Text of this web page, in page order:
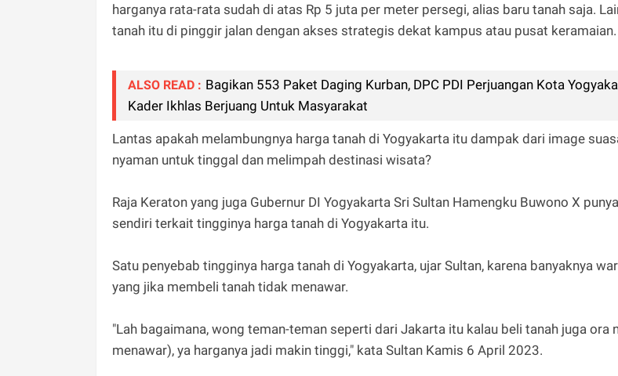
harganya rata-rata sudah di atas Rp 5 juta per meter persegi, alias baru tanah saja.
tanah itu di pinggir jalan dengan akses strategis dekat kampus atau pusat keramaian.
ALSO READ : Bagikan 553 Paket Daging Kurban, DPC PDI Perjuangan Kota
Kader Ikhlas Berjuang Untuk Masyarakat
Lantas apakah melambungnya harga tanah di Yogyakarta itu dampak dari image
nyaman untuk tinggal dan melimpah destinasi wisata?
Raja Keraton yang juga Gubernur DI Yogyakarta Sri Sultan Hamengku Buwono X
sendiri terkait tingginya harga tanah di Yogyakarta itu.
Satu penyebab tingginya harga tanah di Yogyakarta, ujar Sultan, karena banyaknya
yang jika membeli tanah tidak menawar.
"Lah bagaimana, wong teman-teman seperti dari Jakarta itu kalau beli tanah juga ora
menawar), ya harganya jadi makin tinggi," kata Sultan Kamis 6 April 2023.